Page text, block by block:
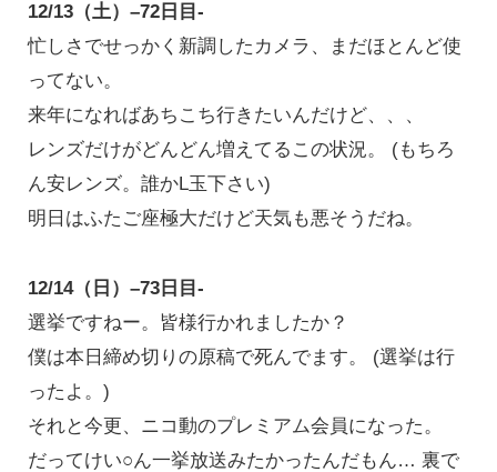
12/13（土）–72日目-
忙しさでせっかく新調したカメラ、まだほとんど使
ってない。
来年になればあちこち行きたいんだけど、、、
レンズだけがどんどん増えてるこの状況。 (もちろ
ん安レンズ。誰かL玉下さい)
明日はふたご座極大だけど天気も悪そうだね。
12/14（日）–73日目-
選挙ですねー。皆様行かれましたか？
僕は本日締め切りの原稿で死んでます。 (選挙は行
ったよ。)
それと今更、ニコ動のプレミアム会員になった。
だってけい○ん一挙放送みたかったんだもん… 裏で